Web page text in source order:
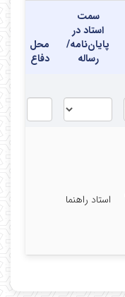
سمت
استاد در
پایان‌نامه/
رساله
محل
دفاع
استاد راهنما